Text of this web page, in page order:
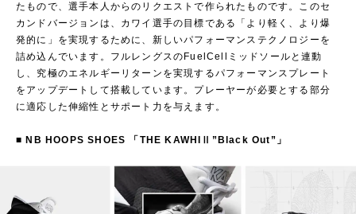
たもので、選手本人からのリクエストで作られたものです。このセ
カンドバージョンは、カワイ選手の目標である「より軽く、より爆
発的に」を実現するために、新しいパフォーマンステクノロジーを
詰め込んでいます。フルレングスのFuelCellミッドソールと連動
し、究極のエネルギーリターンを実現するパフォーマンスプレート
をアップデートして搭載しています。プレーヤーが必要とする部分
に適応した伸縮性とサポート力を与えます。
■ NB HOOPS SHOES 「THE KAWHIⅡ”Black Out”」